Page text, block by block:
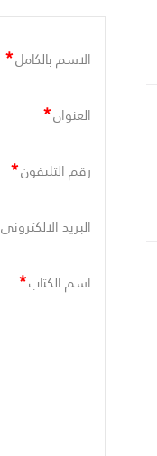
الاسم بالكامل*
العنوان*
رقم التليفون*
البريد الالكترونى
اسم الكتاب*